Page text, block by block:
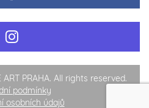
PRAHA. All rights reserved.
podmínky
osobních údajů